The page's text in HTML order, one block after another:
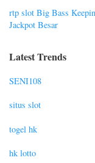
rtp slot Big Bass
Jackpot Besar
Latest Trends
SENI108
situs slot
togel hk
hk lotto